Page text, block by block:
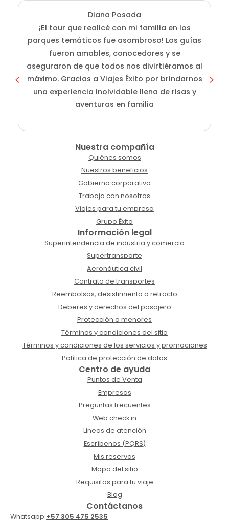
Diana Posada
¡El tour que realicé con mi familia en los
parques temáticos fue asombroso! Los guías
fueron amables, conocedores y se
aseguraron de que todos nos divirtiéramos al
máximo. Gracias a Viajes Éxito por brindarnos
una experiencia inolvidable llena de risas y
aventuras en familia
Nuestra compañía
Quiénes somos
Nuestros beneficios
Gobierno corporativo
Trabaja con nosotros
Viajes para tu empresa
Grupo Éxito
Información legal
Superintendencia de industria y comercio
Supertransporte
Aeronáutica civil
Contrato de transportes
Reembolsos, desistimiento o retracto
Deberes y derechos del pasajero
Protección a menores
Términos y condiciones del sitio
Términos y condiciones de los servicios y promociones
Política de protección de datos
Centro de ayuda
Puntos de Venta
Empresas
Preguntas frecuentes
Web check in
Lineas de atención
Escríbenos (PQRS)
Mis reservas
Mapa del sitio
Requisitos para tu viaje
Blog
Contáctanos
Whatsapp:+57 305 475 2535